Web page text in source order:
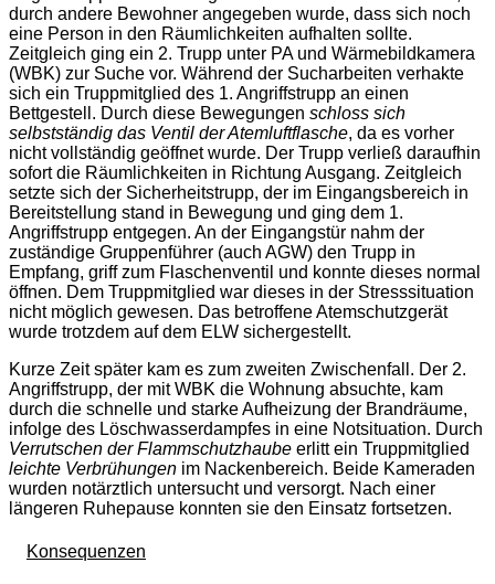
durch andere Bewohner angegeben wurde, dass sich noch
eine Person in den Räumlichkeiten aufhalten sollte.
Zeitgleich ging ein 2. Trupp unter PA und Wärmebildkamera
(WBK) zur Suche vor. Während der Sucharbeiten verhakte
sich ein Truppmitglied des 1. Angriffstrupp an einen
Bettgestell. Durch diese Bewegungen schloss sich
selbstständig das Ventil der Atemluftflasche, da es vorher
nicht vollständig geöffnet wurde. Der Trupp verließ daraufhin
sofort die Räumlichkeiten in Richtung Ausgang. Zeitgleich
setzte sich der Sicherheitstrupp, der im Eingangsbereich in
Bereitstellung stand in Bewegung und ging dem 1.
Angriffstrupp entgegen. An der Eingangstür nahm der
zuständige Gruppenführer (auch AGW) den Trupp in
Empfang, griff zum Flaschenventil und konnte dieses normal
öffnen. Dem Truppmitglied war dieses in der Stresssituation
nicht möglich gewesen. Das betroffene Atemschutzgerät
wurde trotzdem auf dem ELW sichergestellt.
Kurze Zeit später kam es zum zweiten Zwischenfall. Der 2.
Angriffstrupp, der mit WBK die Wohnung absuchte, kam
durch die schnelle und starke Aufheizung der Brandräume,
infolge des Löschwasserdampfes in eine Notsituation. Durch
Verrutschen der Flammschutzhaube erlitt ein Truppmitglied
leichte Verbrühungen im Nackenbereich. Beide Kameraden
wurden notärztlich untersucht und versorgt. Nach einer
längeren Ruhepause konnten sie den Einsatz fortsetzen.
Konsequenzen